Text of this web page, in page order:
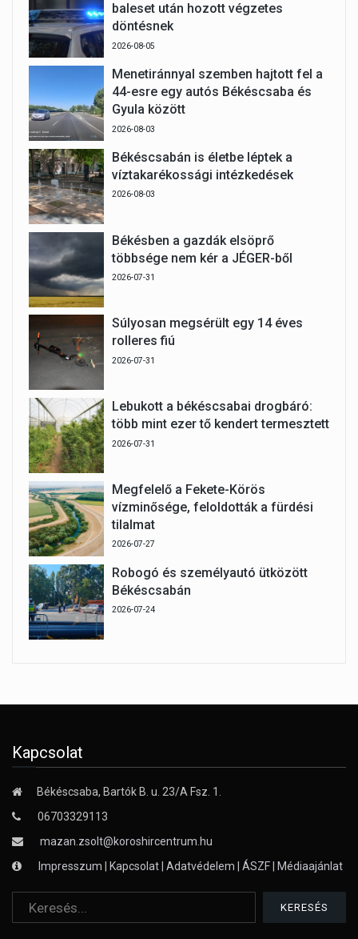
baleset után hozott végzetes
döntésnek
2026-08-05
Menetiránnyal szemben hajtott fel a
44-esre egy autós Békéscsaba és
Gyula között
2026-08-03
Békéscsabán is életbe léptek a
víztakarékossági intézkedések
2026-08-03
Békésben a gazdák elsöprő
többsége nem kér a JÉGER-ből
2026-07-31
Súlyosan megsérült egy 14 éves
rolleres fiú
2026-07-31
Lebukott a békéscsabai drogbáró:
több mint ezer tő kendert termesztett
2026-07-31
Megfelelő a Fekete-Körös
vízminősége, feloldották a fürdési
tilalmat
2026-07-27
Robogó és személyautó ütközött
Békéscsabán
2026-07-24
Kapcsolat
Békéscsaba, Bartók B. u. 23/A Fsz. 1.
06703329113
mazan.zsolt@koroshircentrum.hu
Impresszum
Kapcsolat Adatvédelem ÁSZF Médiaajánlat